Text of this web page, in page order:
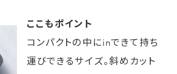
ここもポイント
コンパクトの中にinできて持ち
運びできるサイズ。斜めカット